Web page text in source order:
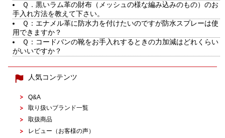
Ｑ．黒いラム革の財布（メッシュの様な編み込みのもの）のお
手入れ方法を教えて下さい。
Ｑ：エナメル革に防水力を付けたいのですが防水スプレーは使
用できますか？
Ｑ：コードバンの靴をお手入れするときの力加減はどれくらい
がいいですか？
人気コンテンツ
Q&A
取り扱いブランド一覧
取扱商品
レビュー（お客様の声）